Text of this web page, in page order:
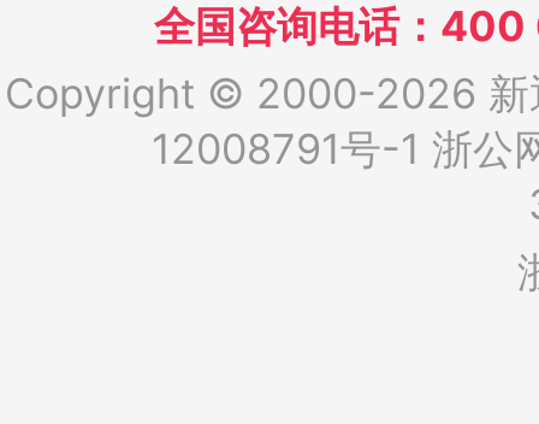
全国咨询电话：
Copyright © 2000-2026 新
12008791号-1 浙公